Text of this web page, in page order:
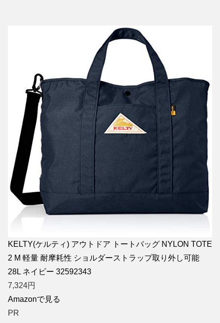
KELTY(ケルティ) アウトドア トートバッグ NYLON TOTE
2 M 軽量 耐摩耗性 ショルダーストラップ取り外し可能
28L ネイビー 32592343
7,324円
Amazonで見る
PR